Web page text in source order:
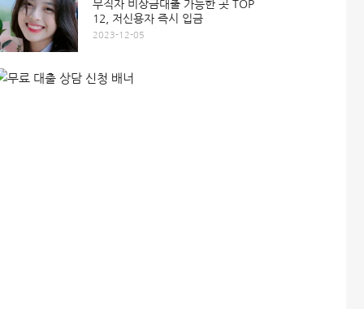
무직자 비상금대출 가능한 곳 TOP
12, 저신용자 즉시 입금
2023-12-05